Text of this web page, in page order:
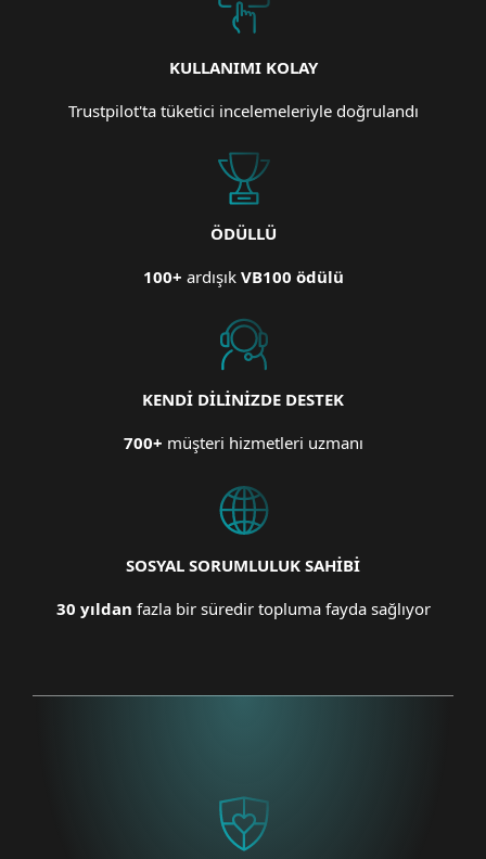
KULLANIMI KOLAY
Trustpilot'ta tüketici incelemeleriyle doğrulandı
ÖDÜLLÜ
100+ ardışık VB100 ödülü
KENDİ DİLİNİZDE DESTEK
700+ müşteri hizmetleri uzmanı
SOSYAL SORUMLULUK SAHİBİ
30 yıldan fazla bir süredir topluma fayda sağlıyor